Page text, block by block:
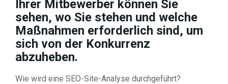
Ihrer Mitbewerber können Sie
sehen, wo Sie stehen und welche
Maßnahmen erforderlich sind, um
sich von der Konkurrenz
abzuheben.
Wie wird eine SEO-Site-Analyse durchgeführt?